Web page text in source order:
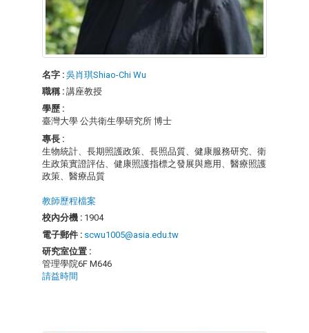
名字 : 吳肖琪Shiao-Chi Wu
職稱 : 講座教授
學歷 :
臺灣大學 公共衛生學研究所 博士
專長 :
生物統計、長期照護政策、長照品質、健康服務研究、衛
生政策實證評估、健康照護指標之發展與應用、醫療照護
政策、醫療品質
教師歷程檔案
校內分機 : 1904
電子郵件 : scwu1005@asia.edu.tw
研究室位置 :
管理學院6F M646
請益時間